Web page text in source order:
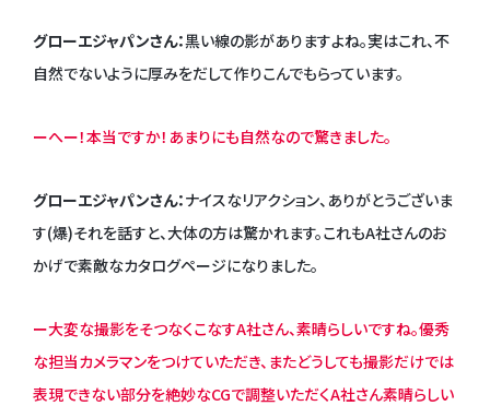
グローエジャパンさん：黒い線の影がありますよね。実はこれ、不
自然でないように厚みをだして作りこんでもらっています。
ーへー！本当ですか！あまりにも自然なので驚きました。
グローエジャパンさん：ナイスなリアクション、ありがとうございま
す(爆)それを話すと、大体の方は驚かれます。これもA社さんのお
かげで素敵なカタログページになりました。
ー大変な撮影をそつなくこなすA社さん、素晴らしいですね。優秀
な担当カメラマンをつけていただき、またどうしても撮影だけでは
表現できない部分を絶妙なCGで調整いただくA社さん素晴らしい